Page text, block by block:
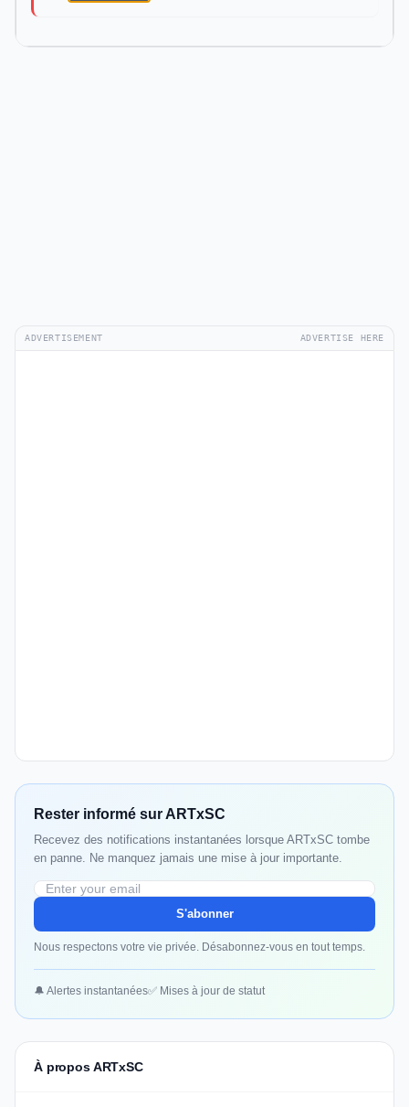
ADVERTISEMENT ADVERTISE HERE
Rester informé sur ARTxSC
Recevez des notifications instantanées lorsque ARTxSC tombe
en panne. Ne manquez jamais une mise à jour importante.
S'abonner
Nous respectons votre vie privée. Désabonnez-vous en tout temps.
🔔 Alertes instantanées✅ Mises à jour de statut
À propos ARTxSC